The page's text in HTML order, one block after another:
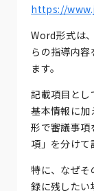
https://
Word形式は
らの指導内
ます。
記載項目とし
基本情報に加
形で審議事項
項」を分けて
特に、なぜそ
録に残したい